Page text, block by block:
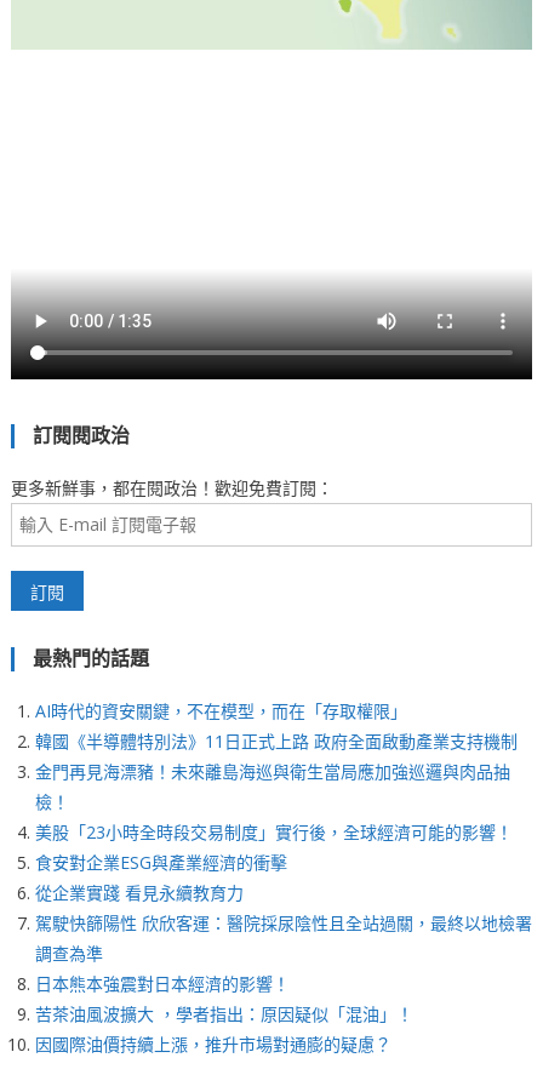
訂閱閱政治
更多新鮮事，都在閱政治！歡迎免費訂閱：
最熱門的話題
AI時代的資安關鍵，不在模型，而在「存取權限」
韓國《半導體特別法》11日正式上路 政府全面啟動產業支持機制
金門再見海漂豬！未來離島海巡與衛生當局應加強巡邏與肉品抽
檢！
美股「23小時全時段交易制度」實行後，全球經濟可能的影響！
食安對企業ESG與產業經濟的衝擊
從企業實踐 看見永續教育力
駕駛快篩陽性 欣欣客運：醫院採尿陰性且全站過關，最終以地檢署
調查為準
日本熊本強震對日本經濟的影響！
苦茶油風波擴大 ，學者指出：原因疑似「混油」！
因國際油價持續上漲，推升市場對通膨的疑慮？